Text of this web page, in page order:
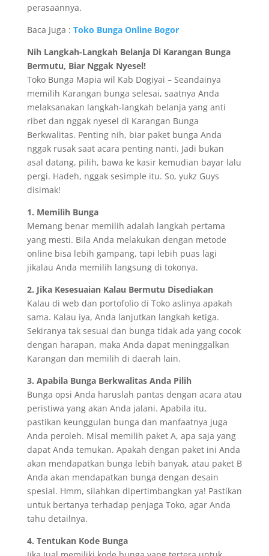
perasaannya.
Baca Juga : Toko Bunga Online Bogor
Nih Langkah-Langkah Belanja Di Karangan Bunga
Bermutu, Biar Nggak Nyesel!
Toko Bunga Mapia wil Kab Dogiyai – Seandainya
memilih Karangan bunga selesai, saatnya Anda
melaksanakan langkah-langkah belanja yang anti
ribet dan nggak nyesel di Karangan Bunga
Berkwalitas. Penting nih, biar paket bunga Anda
nggak rusak saat acara penting nanti. Jadi bukan
asal datang, pilih, bawa ke kasir kemudian bayar lalu
pergi. Hadeh, nggak sesimple itu. So, yukz Guys
disimak!
1. Memilih Bunga
Memang benar memilih adalah langkah pertama
yang mesti. Bila Anda melakukan dengan metode
online bisa lebih gampang, tapi lebih puas lagi
jikalau Anda memilih langsung di tokonya.
2. Jika Kesesuaian Kalau Bermutu Disediakan
Kalau di web dan portofolio di Toko aslinya apakah
sama. Kalau iya, Anda lanjutkan langkah ketiga.
Sekiranya tak sesuai dan bunga tidak ada yang cocok
dengan harapan, maka Anda dapat meninggalkan
Karangan dan memilih di daerah lain.
3. Apabila Bunga Berkwalitas Anda Pilih
Bunga opsi Anda haruslah pantas dengan acara atau
peristiwa yang akan Anda jalani. Apabila itu,
pastikan keunggulan bunga dan manfaatnya juga
Anda peroleh. Misal memilih paket A, apa saja yang
dapat Anda temukan. Apakah dengan paket ini Anda
akan mendapatkan bunga lebih banyak, atau paket B
Anda akan mendapatkan bunga dengan desain
spesial. Hmm, silahkan dipertimbangkan ya! Pastikan
untuk bertanya terhadap penjaga Toko, agar Anda
tahu detailnya.
4. Tentukan Kode Bunga